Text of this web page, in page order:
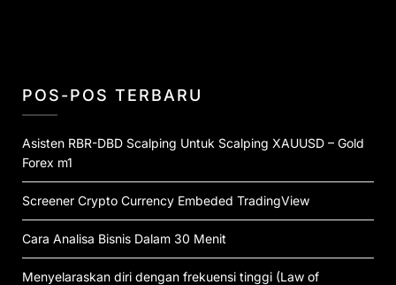
POS-POS TERBARU
Asisten RBR-DBD Scalping Untuk Scalping XAUUSD – Gold
Forex m1
Screener Crypto Currency Embeded TradingView
Cara Analisa Bisnis Dalam 30 Menit
Menyelaraskan diri dengan frekuensi tinggi (Law of